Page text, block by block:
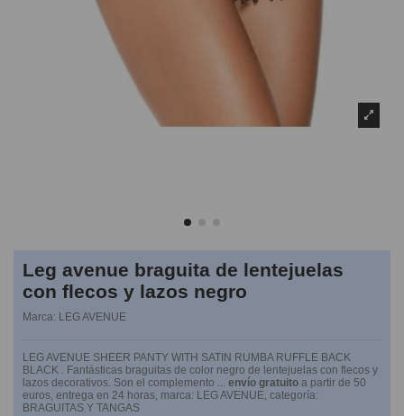
Leg avenue braguita de lentejuelas
con flecos y lazos negro
Marca: LEG AVENUE
LEG AVENUE SHEER PANTY WITH SATIN RUMBA RUFFLE BACK
BLACK . Fantásticas braguitas de color negro de lentejuelas con flecos y
lazos decorativos. Son el complemento ... envío gratuito a partir de 50
euros, entrega en 24 horas, marca: LEG AVENUE, categoría:
BRAGUITAS Y TANGAS